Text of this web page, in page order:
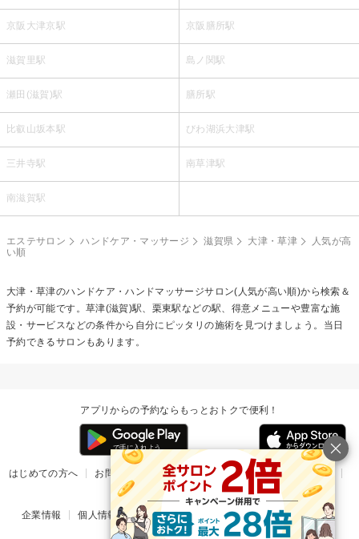
京阪大津京駅 京阪膳所駅
滋賀里駅 島ノ関駅
瀬田(滋賀)駅 膳所駅
比叡山坂本駅 びわ湖浜大津駅
三井寺駅 南草津駅
南滋賀駅
エステサロン ハンドケア・マッサージ 滋賀県 大津・草津
人気が高
い順
大津・草津のハンドケア・ハンドマッサージサロン(人気が高い順)から検索＆
予約が可能です。草津(滋賀)駅、栗東駅などの駅、得意メニューや豊富な施
設・サービスなどの条件から自分にピッタリの施術を見つけましょう。当日
予約できるサロンもあります。
アプリからの予約ならもっとおトクで便利！
はじめての方へ お問い合わせ ヘルプ リリース情報
利用規約
掲載ご希望のサロン様
企業情報 個人情報保護方針 楽天のサービス一覧 アプリ一覧
© Rakuten Group, Inc.